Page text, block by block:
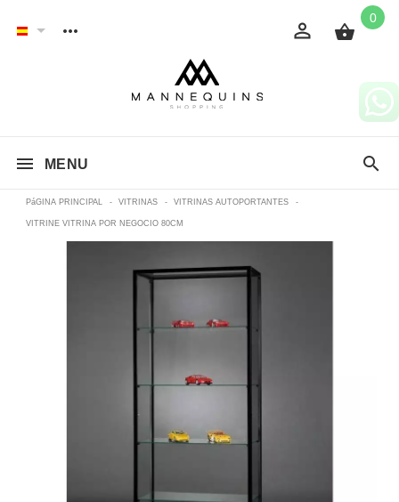
0
MENU
PáGINA PRINCIPAL - VITRINAS - VITRINAS AUTOPORTANTES -
VITRINE VITRINA POR NEGOCIO 80CM